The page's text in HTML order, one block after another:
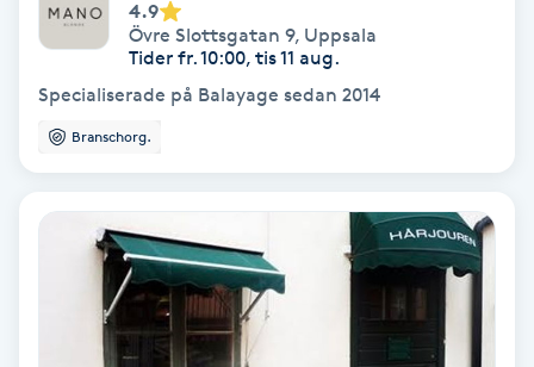
Headspa
Herrklippning
HIFU
Hollywood Peel
Hot Stone Massage
4.9
Övre Slottsgatan 9, Uppsala
Tider fr. 10:00, tis 11 aug.
Specialiserade på Balayage sedan 2014
Branschorg.